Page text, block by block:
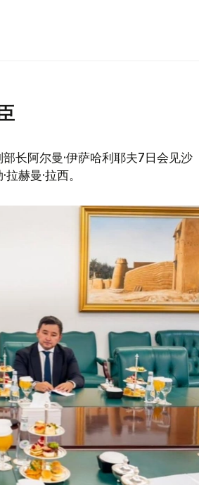
长阿尔曼·伊萨哈利耶夫7日会见沙
赫曼·拉西。